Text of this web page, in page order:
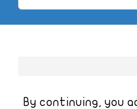
By continuing, you